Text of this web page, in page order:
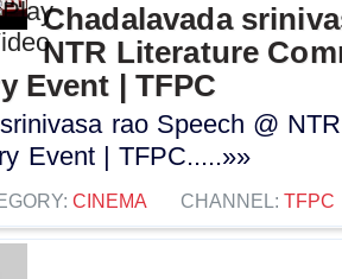
Chadalavada
NTR Literature
Event | TFPC
rao Speech @
Event | TFPC.....»»
CINEMA CHANNEL: TFPC